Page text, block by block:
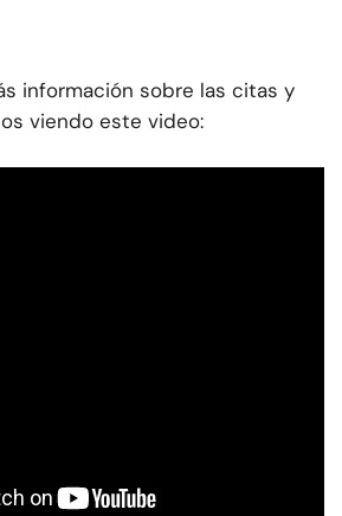
información sobre las citas y
viendo este video: